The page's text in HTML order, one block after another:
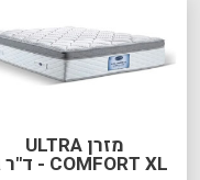
מזרן ULTRA
COMFORT XL - ד"ר גב